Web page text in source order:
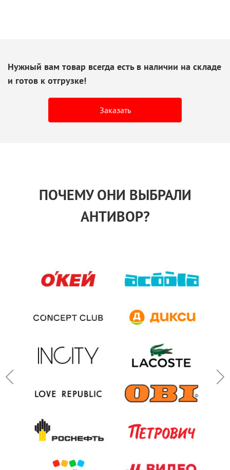
Нужный вам товар всегда есть в наличии на складе
и готов к отгрузке!
Заказать
ПОЧЕМУ ОНИ ВЫБРАЛИ
АНТИВОР?